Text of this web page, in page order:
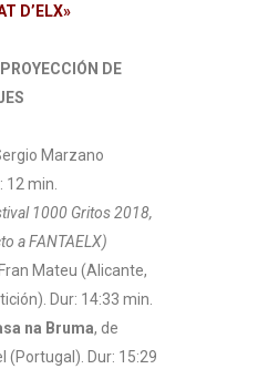
D’ELX»
DE
Marzano
12 min.
1000 Gritos 2018,
a FANTAELX)
Mateu (Alicante,
Dur: 14:33 min.
na Bruma, de
(Portugal). Dur: 15:29